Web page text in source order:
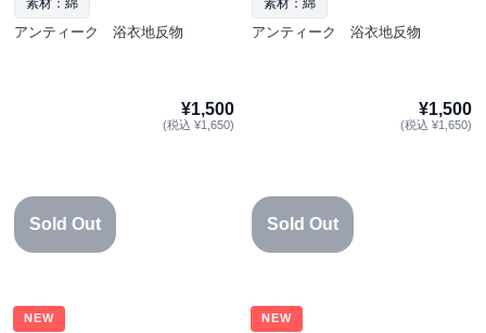
素材：綿
アンティーク 浴衣地反物
¥1,500
(税込 ¥1,650)
Sold Out
素材：綿
アンティーク 浴衣地反物
¥1,500
(税込 ¥1,650)
Sold Out
NEW NEW